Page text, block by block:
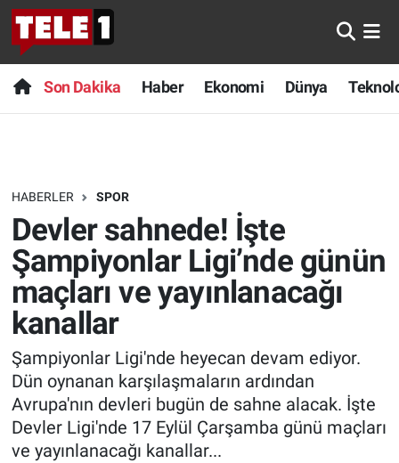
Son Dakika Haber Ekonomi Dünya
HABERLER SPOR
Devler sahnede! İşte
Şampiyonlar Ligi’nde günün
maçları ve yayınlanacağı
kanallar
Şampiyonlar Ligi'nde heyecan devam ediyor.
Dün oynanan karşılaşmaların ardından
Avrupa'nın devleri bugün de sahne alacak. İşte
Devler Ligi'nde 17 Eylül Çarşamba günü maçları
ve yayınlanacağı kanallar...
Anında Manşet
Başka Sohbetler
Bilim turu
Bilim ve Teknoloji Evreni
Doğa Konuşuyor
Dünya
Ege Saati
Ege'den Esintiler
Son Dakika
Haber
Dünya
Teknoloji
Sağlık
Spor
Yayın Akışı
İletişim
Nöbetçi Eczaneler
Hava Durumu
Trafik Durumu
Süper Lig Puan Durumu ve Fikstür
Tüm Manşetler
Son Dakika Haberleri
Haber Arşivi